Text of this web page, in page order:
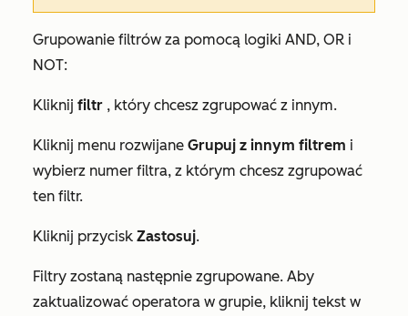
Grupowanie filtrów za pomocą logiki AND, OR i
NOT:
Kliknij filtr , który chcesz zgrupować z innym.
Kliknij menu rozwijane Grupuj z innym filtrem i
wybierz numer filtra, z którym chcesz zgrupować
ten filtr.
Kliknij przycisk Zastosuj.
Filtry zostaną następnie zgrupowane. Aby
zaktualizować operatora w grupie, kliknij tekst w